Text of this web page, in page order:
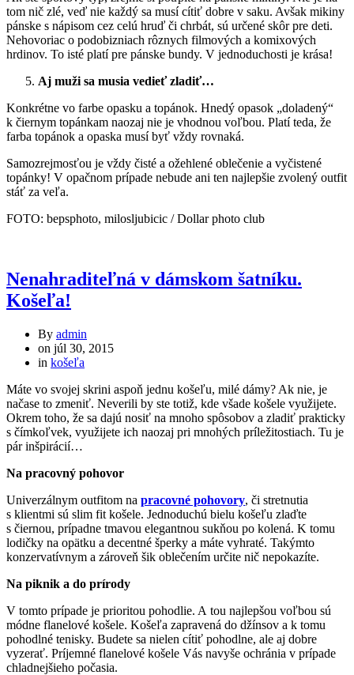
tom nič zlé, veď nie každý sa musí cítiť dobre v saku. Avšak mikiny
pánske s nápisom cez celú hruď či chrbát, sú určené skôr pre deti.
Nehovoriac o podobizniach rôznych filmových a komixových
hrdinov. To isté platí pre pánske bundy. V jednoduchosti je krása!
Aj muži sa musia vedieť zladiť…
Konkrétne vo farbe opasku a topánok. Hnedý opasok „doladený“
k čiernym topánkam naozaj nie je vhodnou voľbou. Platí teda, že
farba topánok a opaska musí byť vždy rovnaká.
Samozrejmosťou je vždy čisté a ožehlené oblečenie a vyčistené
topánky! V opačnom prípade nebude ani ten najlepšie zvolený outfit
stáť za veľa.
FOTO: bepsphoto, milosljubicic / Dollar photo club
Nenahraditeľná v dámskom šatníku.
Košeľa!
By admin
on júl 30, 2015
in košeľa
Máte vo svojej skrini aspoň jednu košeľu, milé dámy? Ak nie, je
načase to zmeniť. Neverili by ste totiž, kde všade košele využijete.
Okrem toho, že sa dajú nosiť na mnoho spôsobov a zladiť prakticky
s čímkoľvek, využijete ich naozaj pri mnohých príležitostiach. Tu je
pár inšpirácií…
Na pracovný pohovor
Univerzálnym outfitom na pracovné pohovory, či stretnutia
s klientmi sú slim fit košele. Jednoduchú bielu košeľu zlaďte
s čiernou, prípadne tmavou elegantnou sukňou po kolená. K tomu
lodičky na opätku a decentné šperky a máte vyhraté. Takýmto
konzervatívnym a zároveň šik oblečením určite nič nepokazíte.
Na piknik a do prírody
V tomto prípade je prioritou pohodlie. A tou najlepšou voľbou sú
módne flanelové košele. Košeľa zapravená do džínsov a k tomu
pohodlné tenisky. Budete sa nielen cítiť pohodlne, ale aj dobre
vyzerať. Príjemné flanelové košele Vás navyše ochránia v prípade
chladnejšieho počasia.